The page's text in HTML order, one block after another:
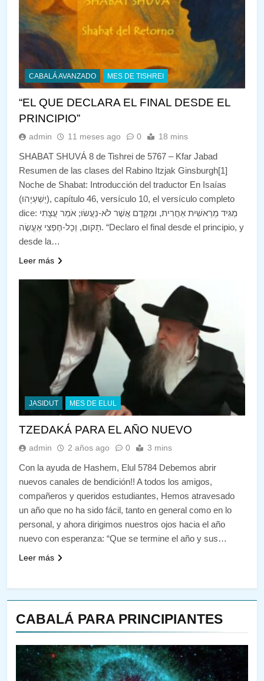
CABALÁ PARA PRINCIPIANTES
CABALÁ AVANZADO MES DE TISHREI
“EL QUE DECLARA EL FINAL DESDE EL
PRINCIPIO”
admin 11 meses ago 0 18 mins
SHABAT SHUVÁ 8 de Tishrei de 5767 – Kfar Jabad
Resumen de las clases del Rabino Itzjak Ginsburgh[1]
Noche de Shabat: Introducción del traductor En Isaías
(יְשַׁעְיָהוּ), capítulo 46, versículo 10, el versículo completo
dice: מַגִּיד מֵרֵאשִׁית אַחֲרִית, וּמִקֶּדֶם אֲשֶׁר לֹא-נַעֲשׂוּ; אֹמֵר עֲצָתִי
תָקוּם, וְכָל-חֶפְצִי אֶעֱשֶׂה. “Declaro el final desde el principio, y
desde la…
Leer más
JASIDUT MES DE ELUL
TZEDAKÁ PARA EL AÑO NUEVO
admin 2 años ago 0 3 mins
Con la ayuda de Hashem, Elul 5784 Debemos abrir
nuevos canales de bendición!! A todos los amigos,
compañeros y queridos estudiantes, Hemos atravesado
un año que no ha sido fácil, tanto en general como en lo
personal, y ahora dirigimos nuestros ojos hacia el año
nuevo con esperanza: “Que se termine el año y sus…
Leer más